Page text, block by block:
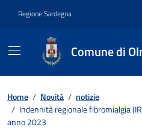
Regione Sardegna
Comune di
Contenuti in
Home / Novità / notizie
/ Indennità regionale fibromialgia
anno 2023